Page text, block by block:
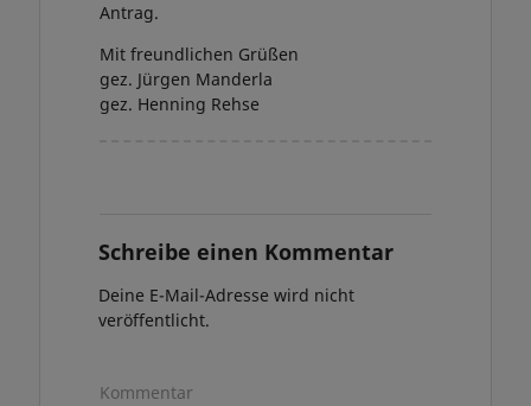
Antrag.
Mit freundlichen Grüßen
gez. Jürgen Manderla
gez. Henning Rehse
Schreibe einen Kommentar
Deine E-Mail-Adresse wird nicht
veröffentlicht.
Kommentar